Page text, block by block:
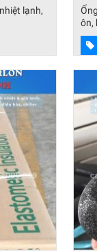
lạnh,
ôn,